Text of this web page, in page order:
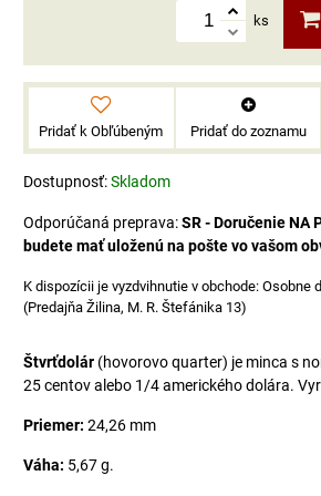
ks
Pridať k Obľúbeným Pridať do zoznamu
Dostupnosť:Skladom
SR - Doručenie NA
budete mať uloženú na pošte vo vašom
Osobne
(Predajňa Žilina, M. R. Štefánika 13)
Štvrťdolár (hovorovo quarter) je minca s
25 centov alebo 1/4 amerického dolára.
Priemer: 24,26 mm
Váha: 5,67 g.